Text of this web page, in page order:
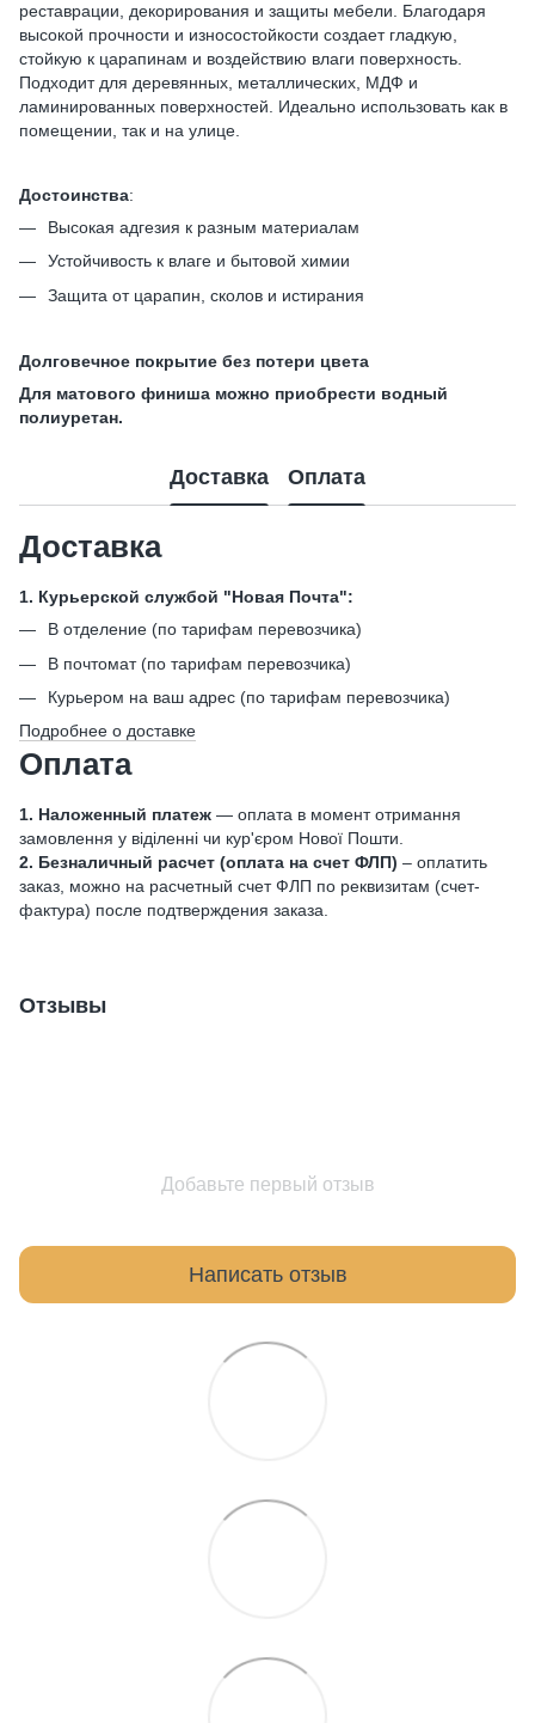
реставрации, декорирования и защиты мебели. Благодаря
высокой прочности и износостойкости создает гладкую,
стойкую к царапинам и воздействию влаги поверхность.
Подходит для деревянных, металлических, МДФ и
ламинированных поверхностей. Идеально использовать как в
помещении, так и на улице.
Достоинства:
Высокая адгезия к разным материалам
Устойчивость к влаге и бытовой химии
Защита от царапин, сколов и истирания
Долговечное покрытие без потери цвета
Для матового финиша можно приобрести водный
полиуретан.
Доставка Оплата
Доставка
1. Курьерской службой "Новая Почта":
В отделение (по тарифам перевозчика)
В почтомат (по тарифам перевозчика)
Курьером на ваш адрес (по тарифам перевозчика)
Подробнее о доставке
Оплата
1. Наложенный платеж — оплата в момент отримання
замовлення у віділенні чи кур'єром Нової Пошти.
2. Безналичный расчет (оплата на счет ФЛП) – оплатить
заказ, можно на расчетный счет ФЛП по реквизитам (счет-
фактура) после подтверждения заказа.
Отзывы
Добавьте первый отзыв
Написать отзыв